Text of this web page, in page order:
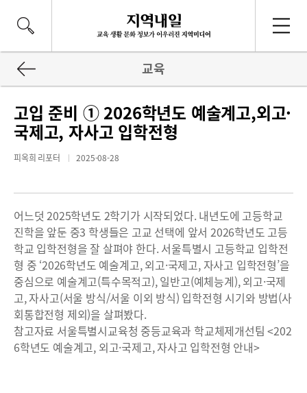
교육
고입 준비 ① 2026학년도 예술계고,외고·
국제고, 자사고 입학전형
피옥희 리포터 2025-08-28
어느덧 2025학년도 2학기가 시작되었다. 내년도에 고등학교
진학을 앞둔 중3 학생들은 고교 선택에 앞서 2026학년도 고등
학교 입학전형을 잘 살펴야 한다. 서울특별시 고등학교 입학전
형 중 ‘2026학년도 예술계고, 외고·국제고, 자사고 입학전형’을
중심으로 예술계고(특수목적고), 일반고(예체능계), 외고·국제
고, 자사고(서울 방식/서울 이외 방식) 입학전형 시기와 방법(사
회통합전형 제외)을 살펴봤다.
참고자료 서울특별시교육청 중등교육과 학교체제개선팀 <202
6학년도 예술계고, 외고·국제고, 자사고 입학전형 안내>